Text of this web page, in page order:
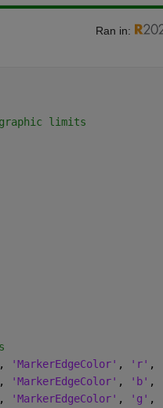
Ran in:
limits
, 'MarkerEdgeColor' , 'r' ,
, 'MarkerEdgeColor' , 'b' ,
, 'MarkerEdgeColor' , 'g' ,